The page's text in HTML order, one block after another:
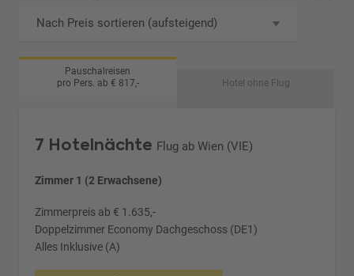
Nach Preis sortieren (aufsteigend)
Pauschalreisen
pro Pers. ab € 817,-
Hotel ohne Flug
7 Hotelnächte Flug ab Wien (VIE)
Zimmer 1 (2 Erwachsene)
Zimmerpreis ab € 1.635,-
Doppelzimmer Economy Dachgeschoss (DE1)
Alles Inklusive (A)